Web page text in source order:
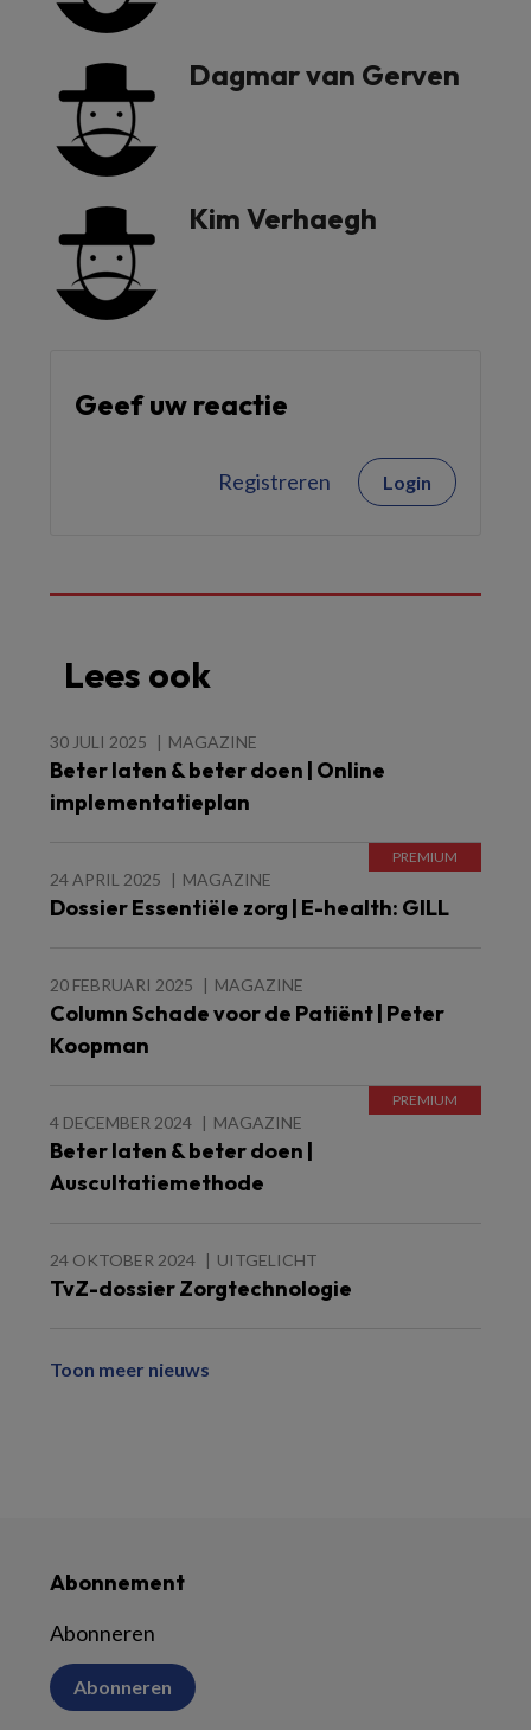
Dagmar van Gerven
Kim Verhaegh
Geef uw reactie
Registreren Login
Lees ook
30 JULI 2025 MAGAZINE
Beter laten & beter doen | Online
implementatieplan
24 APRIL 2025 MAGAZINE
Dossier Essentiële zorg | E-health: GILL
20 FEBRUARI 2025 MAGAZINE
Column Schade voor de Patiënt | Peter
Koopman
4 DECEMBER 2024 MAGAZINE
Beter laten & beter doen |
Auscultatiemethode
24 OKTOBER 2024 UITGELICHT
TvZ-dossier Zorgtechnologie
Toon meer nieuws
Abonnement
Abonneren
Abonneren